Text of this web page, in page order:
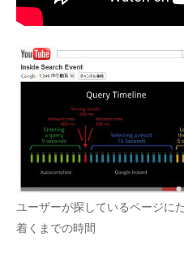
電子設計の基本と応用
エネルギーの専門メディア
ちょっと気になるネットの話題
ユーザーが探しているページに
着くまでの時間